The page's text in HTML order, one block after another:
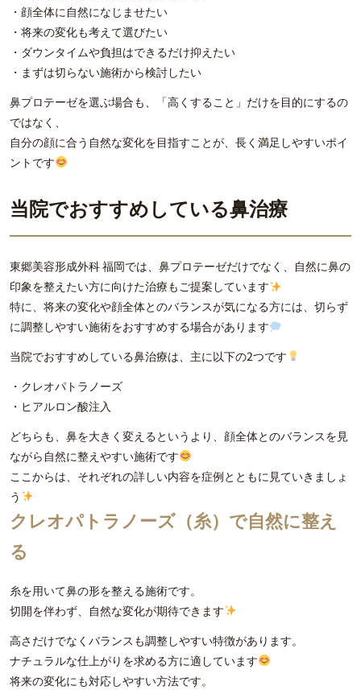
・顔全体に自然になじませたい
・将来の変化も考えて選びたい
・ダウンタイムや負担はできるだけ抑えたい
・まずは切らない施術から検討したい
鼻プロテーゼを選ぶ場合も、「高くすること」だけを目的にするの
ではなく、
自分の顔に合う自然な変化を目指すことが、長く満足しやすいポイ
ントです
当院でおすすめしている鼻治療
東郷美容形成外科 福岡では、鼻プロテーゼだけでなく、自然に鼻の
印象を整えたい方に向けた治療もご提案しています
特に、将来の変化や顔全体とのバランスが気になる方には、切らず
に調整しやすい施術をおすすめする場合があります
当院でおすすめしている鼻治療は、主に以下の2つです
・クレオパトラノーズ
・ヒアルロン酸注入
どちらも、鼻を大きく変えるというより、顔全体とのバランスを見
ながら自然に整えやすい施術です
ここからは、それぞれの詳しい内容を症例とともに見ていきましょ
う
クレオパトラノーズ（糸）で自然に整え
る
糸を用いて鼻の形を整える施術です。
切開を伴わず、自然な変化が期待できます
高さだけでなくバランスも調整しやすい特徴があります。
ナチュラルな仕上がりを求める方に適しています
将来の変化にも対応しやすい方法です。